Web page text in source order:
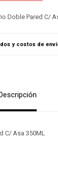
Doble Pared C/
y costos de
C/ Asa 350ML